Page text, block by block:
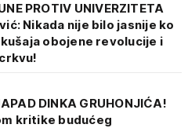
PROTIV UNIVERZITETA
Nikada nije bilo jasnije ko
obojene revolucije i
DINKA GRUHONJIĆA!
kritike budućeg